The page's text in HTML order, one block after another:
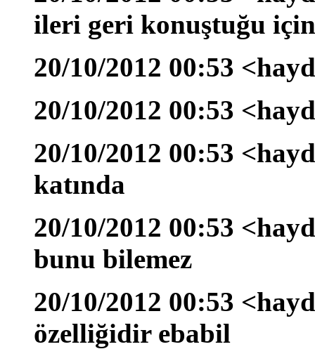
ileri geri konuştuğu için
20/10/2012 00:53
20/10/2012 00:53
20/10/2012 00:53
katında
20/10/2012 00:53
bunu bilemez
20/10/2012 00:53
özelliğidir ebabil